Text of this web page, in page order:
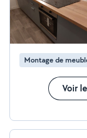
Montage de
Voir